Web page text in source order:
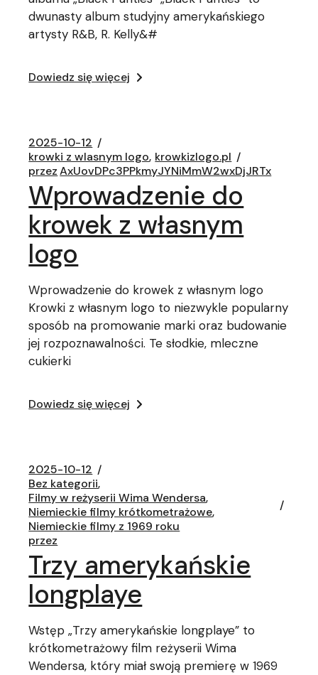
dwunasty album studyjny amerykańskiego
artysty R&B, R. Kelly&#
Dowiedz się więcej
2025-10-12
krowki z wlasnym logo krowkizlogo.pl
przez AxUovDPc3PPkmyJYNiMmW2wxDjJRTx
Wprowadzenie do
krowek z własnym
logo
Wprowadzenie do krowek z własnym logo
Krowki z własnym logo to niezwykle popularny
sposób na promowanie marki oraz budowanie
jej rozpoznawalności. Te słodkie, mleczne
cukierki
Dowiedz się więcej
2025-10-12
Bez kategorii
Filmy w reżyserii Wima Wendersa
Niemieckie filmy krótkometrażowe
Niemieckie filmy z 1969 roku
przez
Trzy amerykańskie
longplaye
Wstęp „Trzy amerykańskie longplaye” to
krótkometrażowy film reżyserii Wima
Wendersa, który miał swoją premierę w 1969